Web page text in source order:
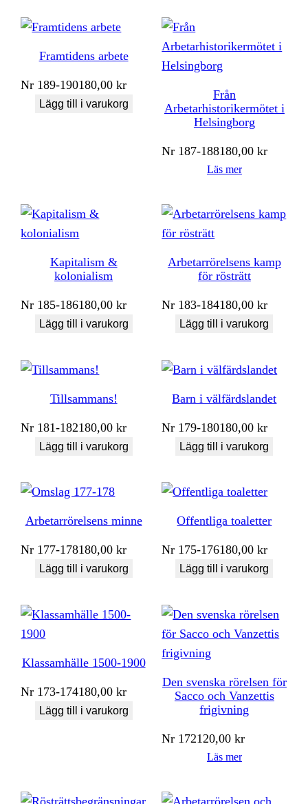
Framtidens arbete
Nr 189-190180,00kr
Lägg till i varukorg
Från
Arbetarhistorikermötet i
Helsingborg
Nr 187-188180,00kr
Läs mer
Kapitalism &
kolonialism
Nr 185-186180,00kr
Lägg till i varukorg
Arbetarrörelsens kamp
för rösträtt
Nr 183-184180,00kr
Lägg till i varukorg
Tillsammans!
Nr 181-182180,00kr
Lägg till i varukorg
Barn i välfärdslandet
Nr 179-180180,00kr
Lägg till i varukorg
Arbetarrörelsens minne
Nr 177-178180,00kr
Lägg till i varukorg
Offentliga toaletter
Nr 175-176180,00kr
Lägg till i varukorg
Klassamhälle 1500-1900
Nr 173-174180,00kr
Lägg till i varukorg
Den svenska rörelsen för
Sacco och Vanzettis
frigivning
Nr 172120,00kr
Läs mer